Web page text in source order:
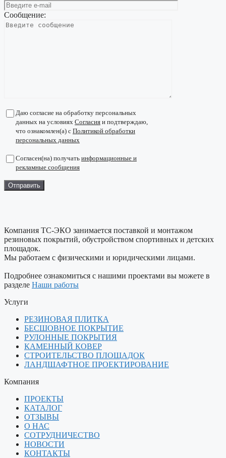
Сообщение:
Даю согласие на обработку персональных
данных на условиях Согласия и подтверждаю,
что ознакомлен(а) с Политикой обработки
персональных данных
Согласен(на) получать информационные и
рекламные сообщения
Компания ТС-ЭКО занимается поставкой и монтажом
резиновых покрытий, обустройством спортивных и детских
площадок.
Мы работаем с физическими и юридическими лицами.
Подробнее ознакомиться с нашими проектами вы можете в
разделе Наши работы
Услуги
РЕЗИНОВАЯ ПЛИТКА
БЕСШОВНОЕ ПОКРЫТИЕ
РУЛОННЫЕ ПОКРЫТИЯ
КАМЕННЫЙ КОВЕР
СТРОИТЕЛЬСТВО ПЛОЩАДОК
ЛАНДШАФТНОЕ ПРОЕКТИРОВАНИЕ
Компания
ПРОЕКТЫ
КАТАЛОГ
ОТЗЫВЫ
О НАС
СОТРУДНИЧЕСТВО
НОВОСТИ
КОНТАКТЫ